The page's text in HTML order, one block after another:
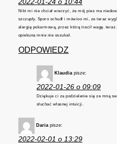
2022-01-24 o 10:44
Nikt mi nie chciał wierzyć, że mój pies ma
szczupły. Sporo schudł i mówioo mi, ze teraz
alergię pokarmową, przez którą tracił wagę.
opiekuna mnie nie oszukał.
ODPOWIEDZ
Klaudia pisze:
2022-01-26 o 09:09
Dziękuje ci za podzielenie się ze mną
słuchać własnej intuicji.
Daria pisze:
2022-02-01 o 13:29